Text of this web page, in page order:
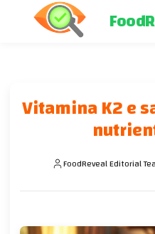
Vitamina K2 e
FoodReveal Editorial